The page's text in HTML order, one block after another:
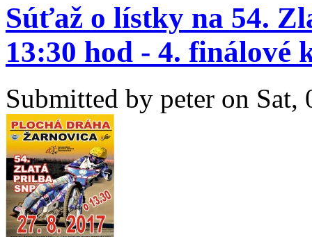
Súťaž o lístky na 54.
13:30 hod - 4. finálové
Submitted by peter on Sat,